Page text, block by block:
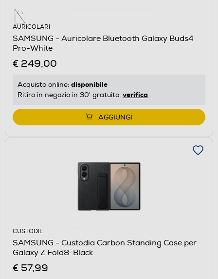
AURICOLARI
SAMSUNG - Auricolare Bluetooth Galaxy Buds4
Pro-White
€ 249,00
Acquisto online: disponibile
Ritiro in negozio in 30' gratuito: verifica
AGGIUNGI
CUSTODIE
SAMSUNG - Custodia Carbon Standing Case per
Galaxy Z Fold8-Black
€ 57,99